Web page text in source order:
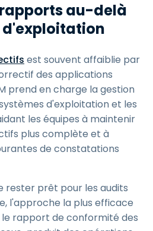
rapports au-delà
d'exploitation
est souvent affaiblie par
des applications
prend en charge la gestion
d'exploitation et les
les équipes à maintenir
plus complète et à
de constatations
rester prêt pour les audits
l'approche la plus efficace
rapport de conformité des